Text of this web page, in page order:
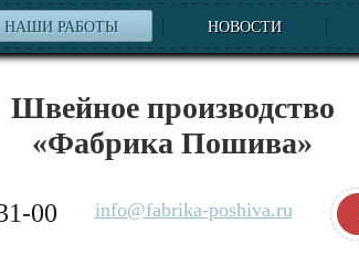
НАШИ РАБОТЫ НОВОСТИ
Швейное производство
«Фабрика Пошива»
00 info@fabrika-poshiva.ru